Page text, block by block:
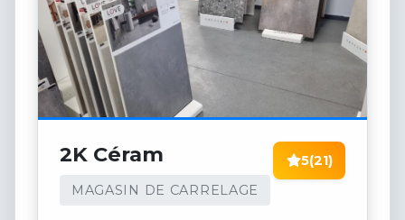
2K Céram
MAGASIN DE CARRELAGE
5(21)